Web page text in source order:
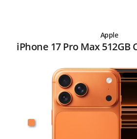
Apple
iPhone 17 Pro Max 512GB